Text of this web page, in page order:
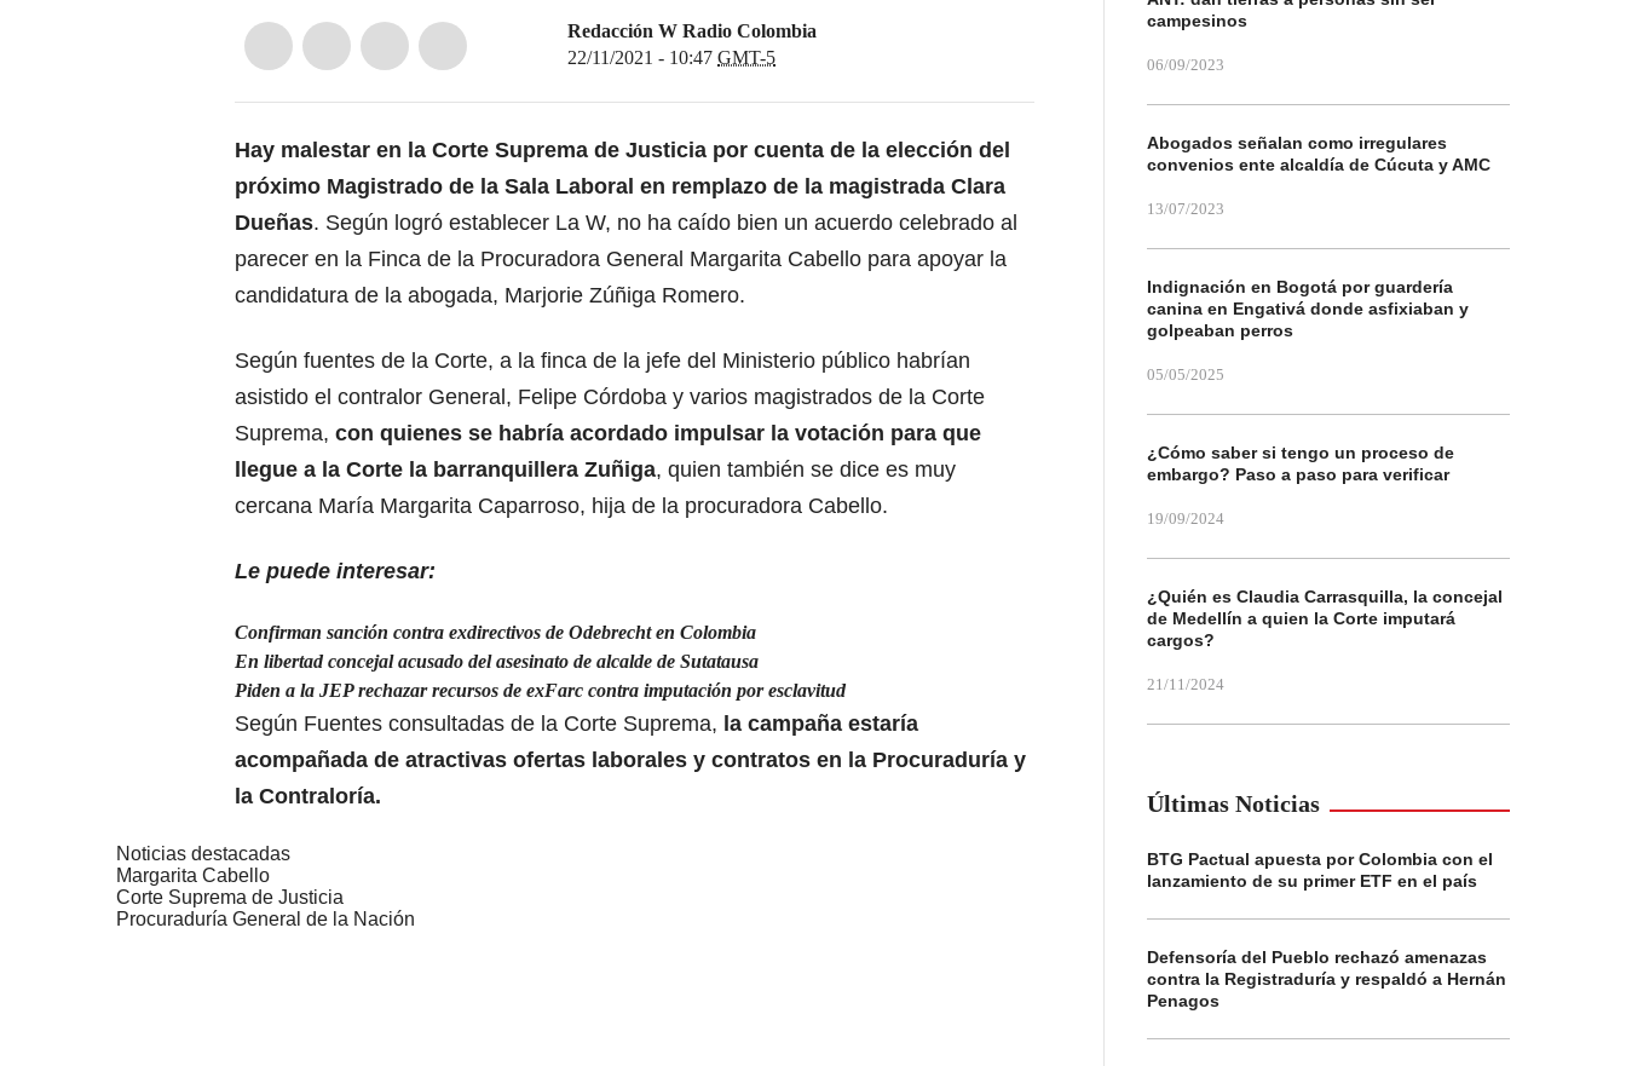
Redacción W Radio Colombia
22/11/2021 - 10:47 GMT-5
Hay malestar en la Corte Suprema de Justicia por cuenta de la elección del
próximo Magistrado de la Sala Laboral en remplazo de la magistrada Clara
Dueñas. Según logró establecer La W, no ha caído bien un acuerdo celebrado al
parecer en la Finca de la Procuradora General Margarita Cabello para apoyar la
candidatura de la abogada, Marjorie Zúñiga Romero.
Según fuentes de la Corte, a la finca de la jefe del Ministerio público habrían
asistido el contralor General, Felipe Córdoba y varios magistrados de la Corte
Suprema, con quienes se habría acordado impulsar la votación para que
llegue a la Corte la barranquillera Zuñiga, quien también se dice es muy
cercana María Margarita Caparroso, hija de la procuradora Cabello.
Le puede interesar:
Confirman sanción contra exdirectivos de Odebrecht en Colombia
En libertad concejal acusado del asesinato de alcalde de Sutatausa
Piden a la JEP rechazar recursos de exFarc contra imputación por esclavitud
Según Fuentes consultadas de la Corte Suprema, la campaña estaría
acompañada de atractivas ofertas laborales y contratos en la Procuraduría y
la Contraloría.
Noticias destacadas
Margarita Cabello
Corte Suprema de Justicia
Procuraduría General de la Nación
campesinos
06/09/2023
Abogados señalan como irregulares
convenios ente alcaldía de Cúcuta y AMC
13/07/2023
Indignación en Bogotá por guardería
canina en Engativá donde asfixiaban y
golpeaban perros
05/05/2025
¿Cómo saber si tengo un proceso de
embargo? Paso a paso para verificar
19/09/2024
¿Quién es Claudia Carrasquilla, la concejal
de Medellín a quien la Corte imputará
cargos?
21/11/2024
Últimas Noticias
BTG Pactual apuesta por Colombia con el
lanzamiento de su primer ETF en el país
Defensoría del Pueblo rechazó amenazas
contra la Registraduría y respaldó a Hernán
Penagos